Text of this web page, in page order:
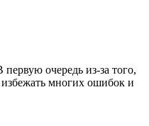
очередь из-за того,
избежать многих ошибок и